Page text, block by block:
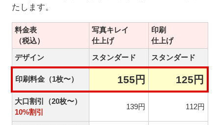
たします。
料金表
（税込）
写真キレイ
仕上げ
印刷
仕上げ
デザイン
スタンダード スタンダード
印刷料金（1枚〜） 155円 125円
大口割引（20枚〜）
10%割引
139円 112円